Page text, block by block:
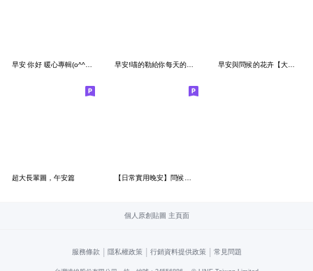
早安 你好 暖心專輯(o^^o)(o^^o)(o^^o) 早安!喵的勒給你每天的早安問候 早安與問候的花卉【大貼圖】
超大長輩圖，午安篇
個人原創貼圖 主頁面
服務條款 | 隱私權政策 | 行銷資料提供政策 | 常見問題